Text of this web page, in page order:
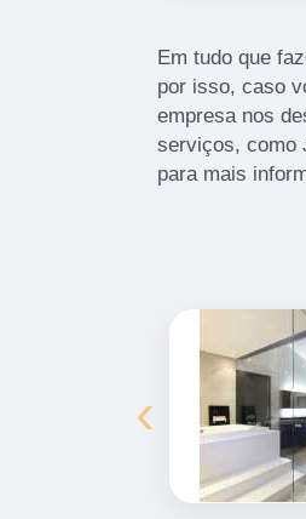
Em tudo que
por isso, caso
empresa nos
serviços, como
para mais
‹